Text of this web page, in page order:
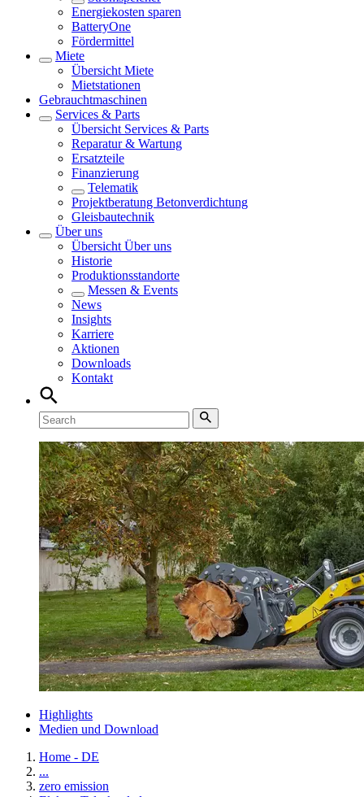
Energiekosten sparen
BatteryOne
Fördermittel
Miete
Übersicht Miete
Mietstationen
Gebrauchtmaschinen
Services & Parts
Übersicht Services & Parts
Reparatur & Wartung
Ersatzteile
Finanzierung
Telematik
Projektberatung Betonverdichtung
Gleisbautechnik
Über uns
Übersicht Über uns
Historie
Produktionsstandorte
Messen & Events
News
Insights
Karriere
Aktionen
Downloads
Kontakt
Highlights
Medien und Download
Home - DE
...
zero emission